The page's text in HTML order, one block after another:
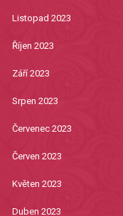
Listopad 2023
Říjen 2023
Září 2023
Srpen 2023
Červenec 2023
Červen 2023
Květen 2023
Duben 2023